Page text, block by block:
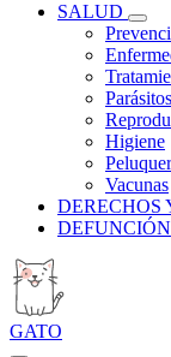
SALUD
Parásitos
Higiene
Vacunas
DERECHOS
DEFUNCIÓN
GATO